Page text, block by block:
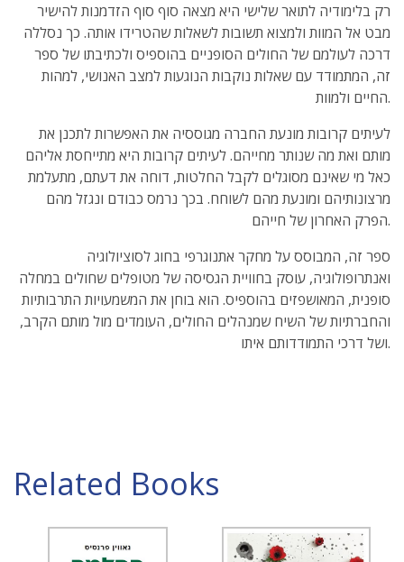
רק בלימודיה לתואר שלישי היא מצאה סוף סוף הזדמנות להישיר
מבט אל המוות ולמצוא תשובות לשאלות שהטרידו אותה. כך נסללה
דרכה לעולמם של החולים הסופניים בהוספיס ולכתיבתו של ספר
זה, המתמודד עם שאלות נוקבות הנוגעות למצב האנושי, למהות
החיים ולמוות.
לעיתים קרובות מונעת החברה מגוססיה את האפשרות לתכנן את
מותם ואת מה שנותר מחייהם. לעיתים קרובות היא מתייחסת אליהם
כאל מי שאינם מסוגלים לקבל החלטות, דוחה את דעתם, מתעלמת
מרצונותיהם ומונעת מהם לשוחח. בכך נרמס כבודם ונגזל מהם
הפרק האחרון של חייהם.
ספר זה, המבוסס על מחקר אתנוגרפי בחוג לסוציולוגיה
ואנתרופולוגיה, עוסק בחוויית הגסיסה של מטופלים שחולים במחלה
סופנית, המאושפזים בהוספיס. הוא בוחן את המשמעויות התרבותיות
והחברתיות של השיח שמנהלים החולים, העומדים מול מותם הקרב,
ושל דרכי התמודדותם איתו.
Related Books